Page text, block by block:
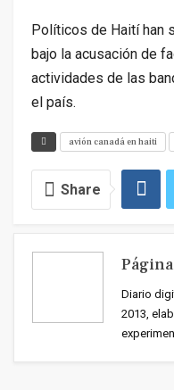
Políticos de Haití han
bajo la acusación de
actividades de las
el país.
avión canadá en haiti
Share
Diario
2013,